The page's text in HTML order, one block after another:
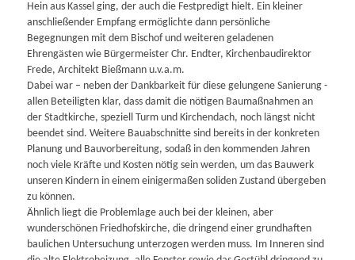
Hein aus Kassel ging, der auch die Festpredigt hielt. Ein kleiner
anschließender Empfang ermöglichte dann persönliche
Begegnungen mit dem Bischof und weiteren geladenen
Ehrengästen wie Bürgermeister Chr. Endter, Kirchenbaudirektor
Frede, Architekt Bießmann u.v.a.m.
Dabei war – neben der Dankbarkeit für diese gelungene Sanierung -
allen Beteiligten klar, dass damit die nötigen Baumaßnahmen an
der Stadtkirche, speziell Turm und Kirchendach, noch längst nicht
beendet sind. Weitere Bauabschnitte sind bereits in der konkreten
Planung und Bauvorbereitung, sodaß in den kommenden Jahren
noch viele Kräfte und Kosten nötig sein werden, um das Bauwerk
unseren Kindern in einem einigermaßen soliden Zustand übergeben
zu können.
Ähnlich liegt die Problemlage auch bei der kleinen, aber
wunderschönen Friedhofskirche, die dringend einer grundhaften
baulichen Untersuchung unterzogen werden muss. Im Inneren sind